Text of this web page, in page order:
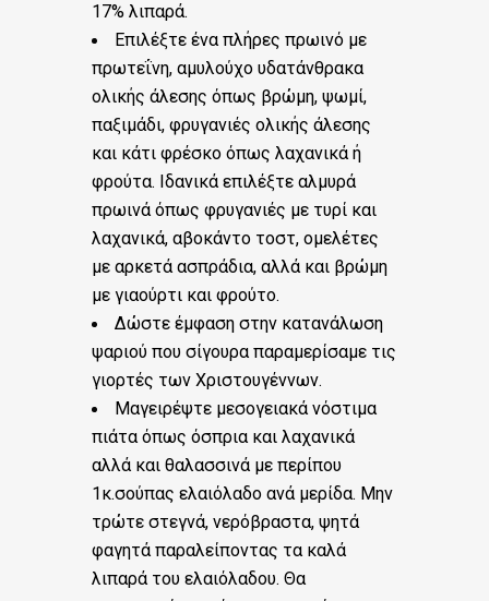
17% λιπαρά.
Επιλέξτε ένα πλήρες πρωινό με
πρωτεΐνη, αμυλούχο υδατάνθρακα
ολικής άλεσης όπως βρώμη, ψωμί,
παξιμάδι, φρυγανιές ολικής άλεσης
και κάτι φρέσκο όπως λαχανικά ή
φρούτα. Ιδανικά επιλέξτε αλμυρά
πρωινά όπως φρυγανιές με τυρί και
λαχανικά, αβοκάντο τοστ, ομελέτες
με αρκετά ασπράδια, αλλά και βρώμη
με γιαούρτι και φρούτο.
Δώστε έμφαση στην κατανάλωση
ψαριού που σίγουρα παραμερίσαμε τις
γιορτές των Χριστουγέννων.
Μαγειρέψτε μεσογειακά νόστιμα
πιάτα όπως όσπρια και λαχανικά
αλλά και θαλασσινά με περίπου
1κ.σούπας ελαιόλαδο ανά μερίδα. Μην
τρώτε στεγνά, νερόβραστα, ψητά
φαγητά παραλείποντας τα καλά
λιπαρά του ελαιόλαδου. Θα